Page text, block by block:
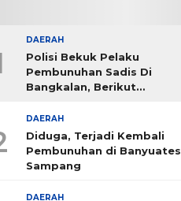
DAERAH
Polisi Bekuk Pelaku
Pembunuhan Sadis Di
Bangkalan, Berikut
DAERAH
Diduga, Terjadi Kembali
Pembunuhan di Banyuates
Sampang
DAERAH